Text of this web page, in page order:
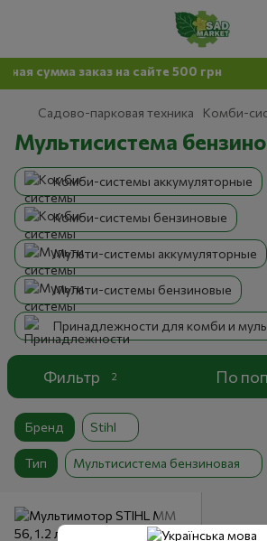
сумма заказ на сайте 500 грн
Садово-парковая техника Комби-
Мультисистема
Комби-системы аккумуляторные
Комби-системы бензиновые
Мульти-системы аккумуляторные
Мульти-системы бензиновые
Принадлежности для комби и
Фильтр 2 По
Бренд Stihl
Тип Мультисистема бензиновая